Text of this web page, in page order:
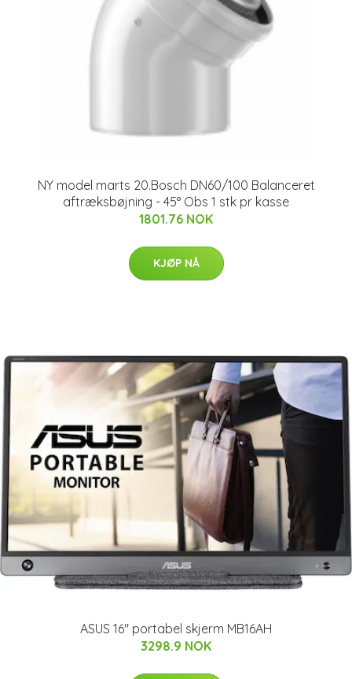
NY model marts 20.Bosch DN60/100 Balanceret
aftræksbøjning - 45° Obs 1 stk pr kasse
1801.76 NOK
KJØP NÅ
ASUS 16" portabel skjerm MB16AH
3298.9 NOK